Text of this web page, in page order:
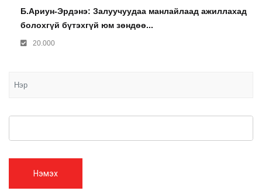
Б.Ариун-Эрдэнэ: Залуучуудаа манлайлаад ажиллахад
болохгүй бүтэхгүй юм зөндөө...
20.000
Нэмэх